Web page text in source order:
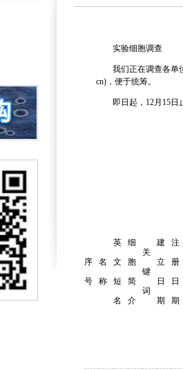
实验细胞调查
我们正在调查各单
cn)，便于统筹。
即日起，12月15日
序
号
名
称
英
文
短
名
细
胞
简
介
关
键
词
建
立
日
期
注
册
日
期